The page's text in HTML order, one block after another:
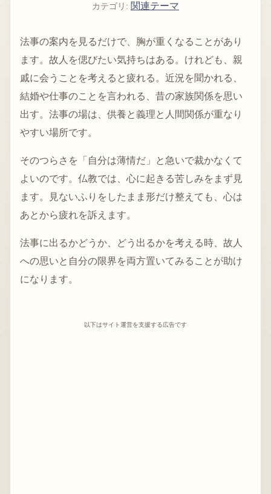
カテゴリ : 関連テーマ
法事の案内を見るだけで、胸が重くなることがあり
ます。故人を偲びたい気持ちはある。けれども、親
戚に会うことを考えると疲れる。近況を聞かれる、
結婚や仕事のことを言われる、昔の家族関係を思い
出す。法事の場は、供養と義理と人間関係が重なり
やすい場所です。
そのつらさを「自分は薄情だ」と急いで裁かなくて
よいのです。仏教では、心に起きる苦しみをまず見
ます。見ないふりをしたまま形だけ整えても、心は
あとから疲れを訴えます。
法事に出るかどうか、どう出るかを考える時、故人
への思いと自分の限界を両方置いてみることが助け
になります。
以下はサイト運営を支援する広告です